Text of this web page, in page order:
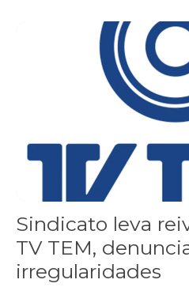
Sindicato leva reivindicações à
Sindicato leva
TV TEM,
irregularidades